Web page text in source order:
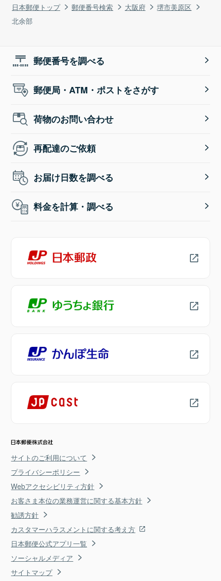
日本郵便トップ 郵便番号検索 大阪府
堺市美原区
北余部
郵便番号を調べる
郵便局・ATM・ポストをさがす
荷物のお問い合わせ
再配達のご依頼
お届け日数を調べる
料金を計算・調べる
サイトのご利用について
プライバシーポリシー
Webアクセシビリティ方針
お客さま本位の業務運営に関する基本方針
勧誘方針
カスタマーハラスメントに関する考え方
日本郵便公式アプリ一覧
ソーシャルメディア
サイトマップ